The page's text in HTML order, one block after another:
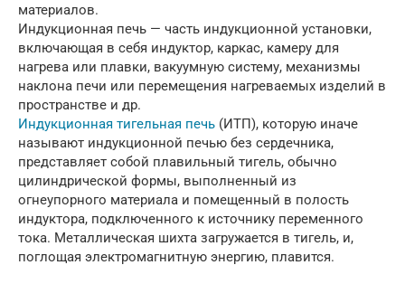
материалов.
Индукционная печь — часть индукционной установки,
включающая в себя индуктор, каркас, камеру для
нагрева или плавки, вакуумную систему, механизмы
наклона печи или перемещения нагреваемых изделий в
пространстве и др.
Индукционная тигельная печь (ИТП), которую иначе
называют индукционной печью без сердечника,
представляет собой плавильный тигель, обычно
цилиндрической формы, выполненный из
огнеупорного материала и помещенный в полость
индуктора, подключенного к источнику переменного
тока. Металлическая шихта загружается в тигель, и,
поглощая электромагнитную энергию, плавится.